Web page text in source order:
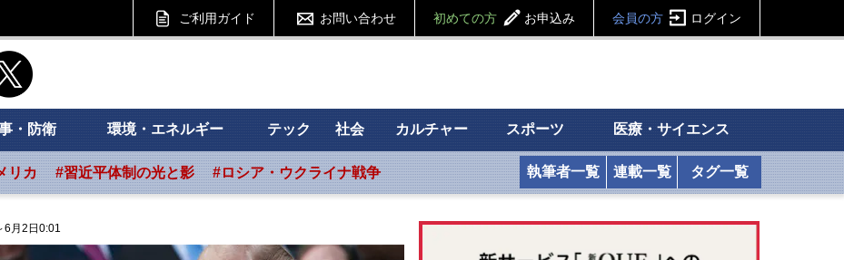
ご利用ガイド お問い合わせ 初めての方 お申込み 会員の方 ログイン
フォーサイト
・防衛 環境・エネルギー テック 社会 カルチャー スポーツ 医療・サイエンス
リカ #習近平体制の光と影 #ロシア・ウクライナ戦争 執筆者一覧 連載一覧 タグ一覧
6月2日0:01